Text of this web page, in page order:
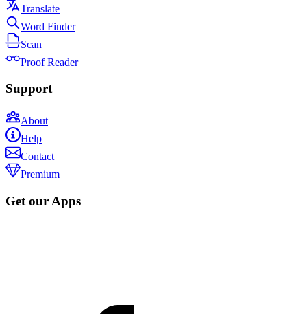
Translate
Word Finder
Scan
Proof Reader
Support
About
Help
Contact
Premium
Get our Apps